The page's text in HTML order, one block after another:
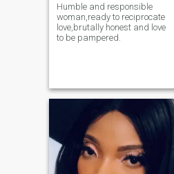
Humble and responsible
woman,ready to reciprocate
love,brutally honest and love
to be pampered.